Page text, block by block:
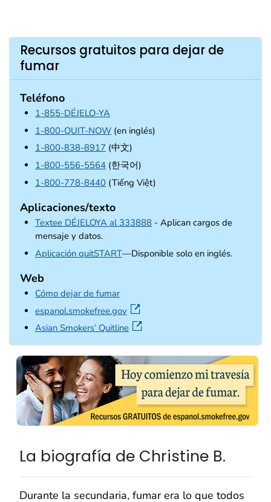
Recursos gratuitos para dejar de
fumar
Teléfono
1-855-DÉJELO-YA
1-800-QUIT-NOW (en inglés)
1-800-838-8917 (中文)
1-800-556-5564 (한국어)
1-800-778-8440 (Tiếng Việt)
Aplicaciones/texto
Textee DÉJELOYA al 333888 - Aplican cargos de
mensaje y datos.
Aplicación quitSTARTexternal icon
—Disponible solo en inglés.
Web
Cómo dejar de fumar
espanol.smokefree.govexternal icon
Asian Smokers’ Quitlineexternal icon
La biografía de Christine B.
Durante la secundaria, fumar era lo que todos